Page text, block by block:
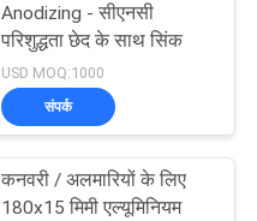
Anodizing - सीएनसी
परिशुद्धता छेद के साथ सिंक
USD MOQ:1000
संपर्क
कनवरी / अलमारियों के लिए
180x15 मिमी एल्यूमिनियम